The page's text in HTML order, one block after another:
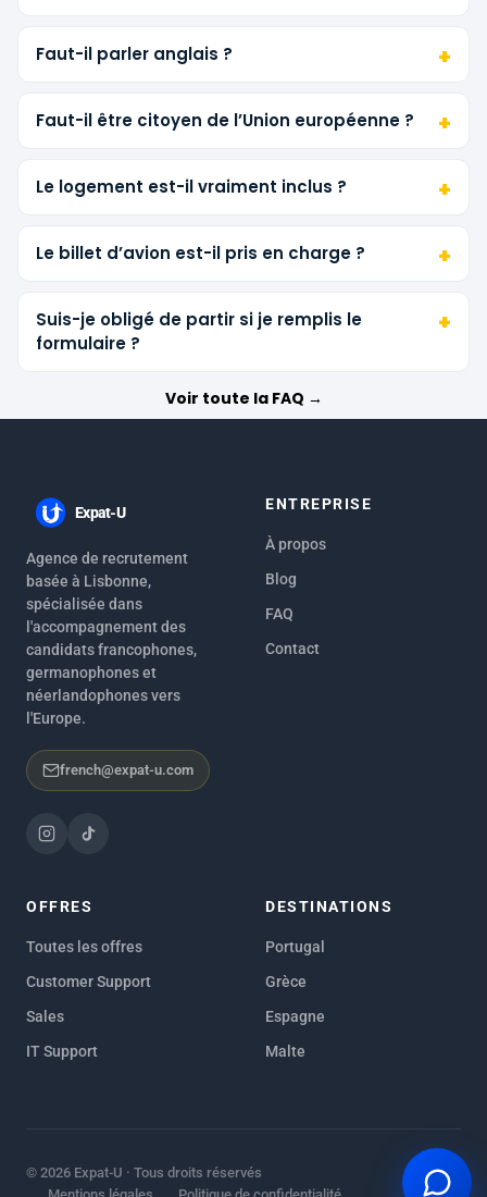
Faut-il parler anglais ?
Faut-il être citoyen de l’Union européenne ?
Le logement est-il vraiment inclus ?
Le billet d’avion est-il pris en charge ?
Suis-je obligé de partir si je remplis le
formulaire ?
Voir toute la FAQ →
Expat-U
Agence de recrutement
basée à Lisbonne,
spécialisée dans
l'accompagnement des
candidats francophones,
germanophones et
néerlandophones vers
l'Europe.
french@expat-u.com
ENTREPRISE
À propos
Blog
FAQ
Contact
OFFRES
Toutes les offres
Customer Support
Sales
IT Support
DESTINATIONS
Portugal
Grèce
Espagne
Malte
© 2026 Expat-U · Tous droits réservés